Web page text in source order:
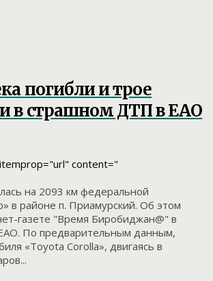
погибли и трое
в страшном ДТП в ЕАО
content="
на 2093 км федеральной
в районе п. Приамурский. Об этом
газете "Время Биробиджан@" в
По предварительным данным,
«Toyota Corolla», двигаясь в